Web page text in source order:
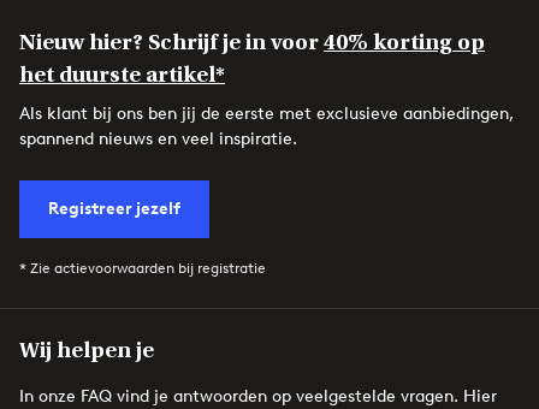
Nieuw hier? Schrijf je in voor40% korting op
het duurste artikel*
Als klant bij ons ben jij de eerste met exclusieve aanbiedingen,
spannend nieuws en veel inspiratie.
Registreer jezelf
* Zie actievoorwaarden bij registratie
Wij helpen je
In onze FAQ vind je antwoorden op veelgestelde vragen. Hier